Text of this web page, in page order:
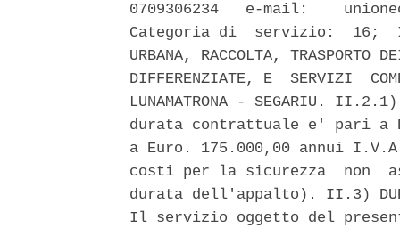
0709306234   e-mail:
Categoria di  servizio:  16;
URBANA, RACCOLTA,
DIFFERENZIATE, E  SERVIZI
LUNAMATRONA - SEGARIU.
durata contrattuale e' pari a
a Euro. 175.000,00 annui
costi per la sicurezza  non
durata dell'appalto). II.3)
Il servizio oggetto del